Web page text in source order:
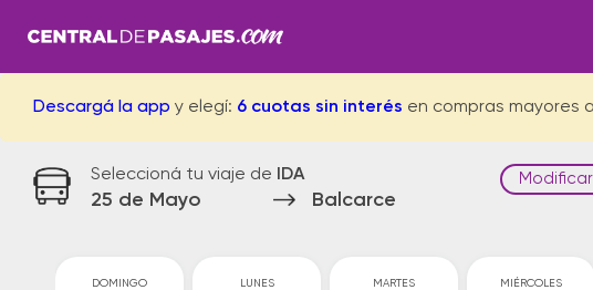
Descargá la app y elegí: 6 cuotas sin interés en compras mayores
Seleccioná tu viaje de IDA
25 de Mayo Balcarce
Modificar
DOMINGO LUNES MARTES MIÉRCOLES